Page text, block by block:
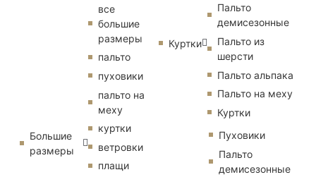
Большие
размеры
все
большие
размеры
пальто
пуховики
пальто на
меху
куртки
ветровки
плащи
Куртки
Пальто
демисезонные
Пальто из
шерсти
Пальто альпака
Пальто на меху
Куртки
Пуховики
Пальто
демисезонные